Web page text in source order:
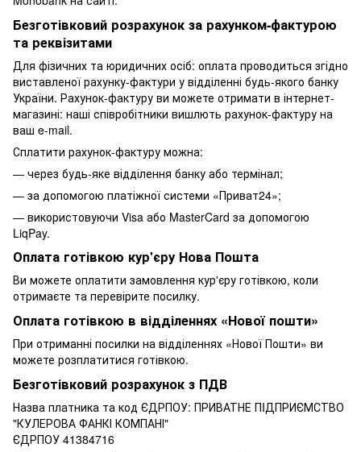
Безготівковий розрахунок за рахунком-фактурою
та реквізитами
Для фізичних та юридичних осіб: оплата проводиться згідно
виставленої рахунку-фактури у відділенні будь-якого банку
України. Рахунок-фактуру ви можете отримати в інтернет-
магазині: наші співробітники вишлють рахунок-фактуру на
ваш e-mail.
Сплатити рахунок-фактуру можна:
— через будь-яке відділення банку або термінал;
— за допомогою платіжної системи «Приват24»;
— використовуючи Visa або MasterCard за допомогою
LiqPay.
Оплата готівкою кур'єру Нова Пошта
Ви можете оплатити замовлення кур'єру готівкою, коли
отримаєте та перевірите посилку.
Оплата готівкою в відділеннях «Нової пошти»
При отриманні посилки на відділеннях «Нової Пошти» ви
можете розплатитися готівкою.
Безготівковий розрахунок з ПДВ
Назва платника та код ЄДРПОУ: ПРИВАТНЕ ПIДПРИЄМСТВО
"КУЛЕРОВА ФАНКІ КОМПАНІ"
ЄДРПОУ 41384716